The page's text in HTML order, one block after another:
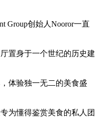
Group创始人 Nooror一直
置身于一个世纪的历史建
体验独一无二的美食盛
为懂得鉴赏美食的私人团